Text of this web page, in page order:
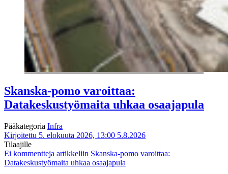
Skanska-pomo varoittaa:
Datakeskustyömaita uhkaa osaajapula
Pääkategoria Infra
Kirjoitettu 5. elokuuta 2026, 13:00 5.8.2026
Tilaajille
Ei kommentteja artikkeliin Skanska-pomo varoittaa:
Datakeskustyömaita uhkaa osaajapula